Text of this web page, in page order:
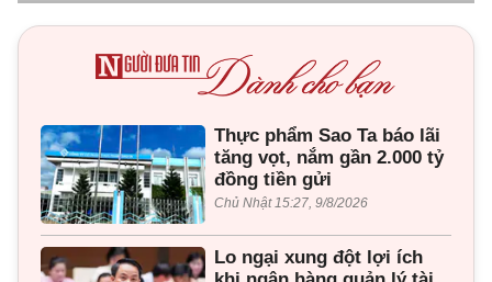
Thực phẩm Sao Ta báo lãi
tăng vọt, nắm gần 2.000 tỷ
đồng tiền gửi
Chủ Nhật 15:27, 9/8/2026
Lo ngại xung đột lợi ích